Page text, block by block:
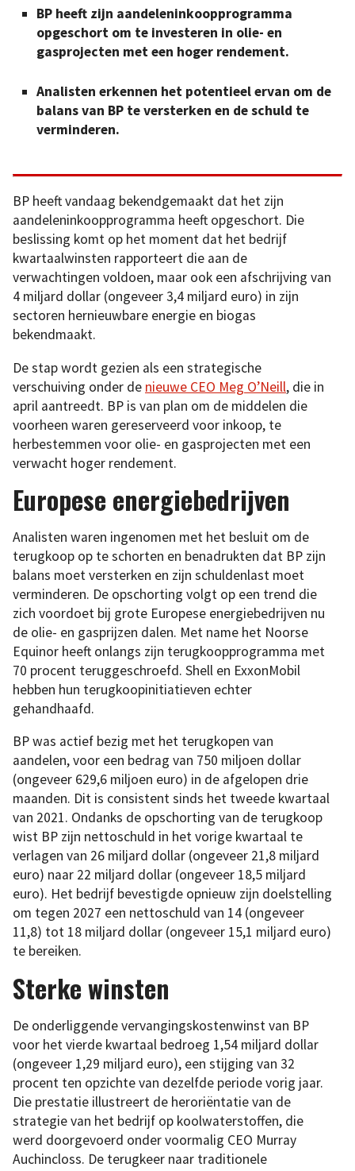
BP heeft zijn aandeleninkoopprogramma
opgeschort om te investeren in olie- en
gasprojecten met een hoger rendement.
Analisten erkennen het potentieel ervan om de
balans van BP te versterken en de schuld te
verminderen.
BP heeft vandaag bekendgemaakt dat het zijn
aandeleninkoopprogramma heeft opgeschort. Die
beslissing komt op het moment dat het bedrijf
kwartaalwinsten rapporteert die aan de
verwachtingen voldoen, maar ook een afschrijving van
4 miljard dollar (ongeveer 3,4 miljard euro) in zijn
sectoren hernieuwbare energie en biogas
bekendmaakt.
De stap wordt gezien als een strategische
verschuiving onder de nieuwe CEO Meg O’Neill, die in
april aantreedt. BP is van plan om de middelen die
voorheen waren gereserveerd voor inkoop, te
herbestemmen voor olie- en gasprojecten met een
verwacht hoger rendement.
Europese energiebedrijven
Analisten waren ingenomen met het besluit om de
terugkoop op te schorten en benadrukten dat BP zijn
balans moet versterken en zijn schuldenlast moet
verminderen. De opschorting volgt op een trend die
zich voordoet bij grote Europese energiebedrijven nu
de olie- en gasprijzen dalen. Met name het Noorse
Equinor heeft onlangs zijn terugkoopprogramma met
70 procent teruggeschroefd. Shell en ExxonMobil
hebben hun terugkoopinitiatieven echter
gehandhaafd.
BP was actief bezig met het terugkopen van
aandelen, voor een bedrag van 750 miljoen dollar
(ongeveer 629,6 miljoen euro) in de afgelopen drie
maanden. Dit is consistent sinds het tweede kwartaal
van 2021. Ondanks de opschorting van de terugkoop
wist BP zijn nettoschuld in het vorige kwartaal te
verlagen van 26 miljard dollar (ongeveer 21,8 miljard
euro) naar 22 miljard dollar (ongeveer 18,5 miljard
euro). Het bedrijf bevestigde opnieuw zijn doelstelling
om tegen 2027 een nettoschuld van 14 (ongeveer
11,8) tot 18 miljard dollar (ongeveer 15,1 miljard euro)
te bereiken.
Sterke winsten
De onderliggende vervangingskostenwinst van BP
voor het vierde kwartaal bedroeg 1,54 miljard dollar
(ongeveer 1,29 miljard euro), een stijging van 32
procent ten opzichte van dezelfde periode vorig jaar.
Die prestatie illustreert de heroriëntatie van de
strategie van het bedrijf op koolwaterstoffen, die
werd doorgevoerd onder voormalig CEO Murray
Auchincloss. De terugkeer naar traditionele